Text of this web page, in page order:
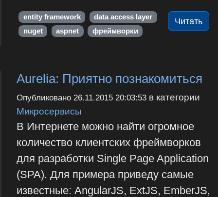
Читать
entity framework
data access layer
nuget
aspnet фреймворки
Aurelia: Приятно познакомиться
Опубликовано 26.11.2015 20:03:53в категории
Микросервисы
В Интернете можно найти огромное
количество клиентских фреймворков
для разработки Single Page Application
(SPA). Для примера приведу самые
известные: AngularJS, ExtJS, EmberJS,